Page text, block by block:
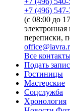
+7 (496)
(с 08:00 до
переписки,
Все
Подать
Гостиницы
Мастерские
Соцслужба
Хронология